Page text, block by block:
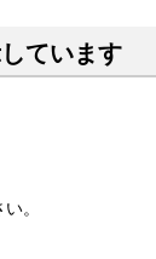
ています
。